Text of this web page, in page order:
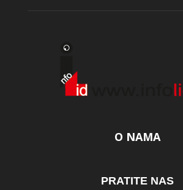
O NAMA
PRATITE NAS